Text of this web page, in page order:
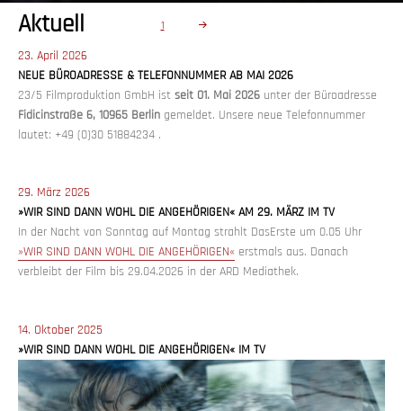
Aktuell
Beiträge
SEITE1
Veröffentlicht
am
23. April 2026
NEUE BÜROADRESSE & TELEFONNUMMER AB MAI 2026
23/5 Filmproduktion GmbH ist seit 01. Mai 2026 unter der Büroadresse
Fidicinstraße 6, 10965 Berlin gemeldet. Unsere neue Telefonnummer
lautet: +49 (0)30 51884234 .
Veröffentlicht
am
29. März 2026
»WIR SIND DANN WOHL DIE ANGEHÖRIGEN« AM 29. MÄRZ IM TV
In der Nacht von Sonntag auf Montag strahlt DasErste um 0.05 Uhr
»WIR SIND DANN WOHL DIE ANGEHÖRIGEN« erstmals aus. Danach
verbleibt der Film bis 29.04.2026 in der ARD Mediathek.
Veröffentlicht
am
14. Oktober 2025
»WIR SIND DANN WOHL DIE ANGEHÖRIGEN« IM TV